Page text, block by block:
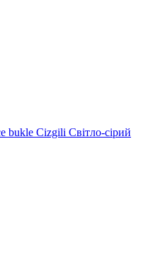
Cizgili Світло-сірий